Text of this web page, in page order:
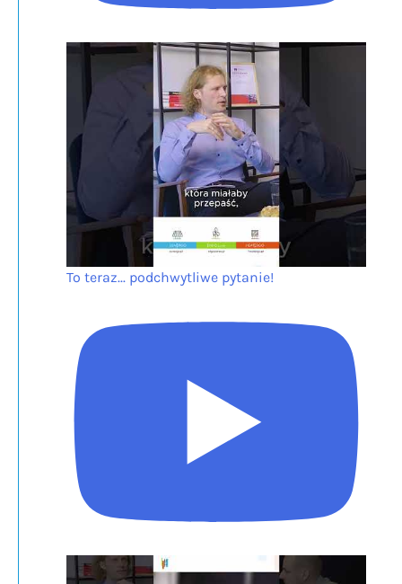
To teraz... podchwytliwe pytanie!